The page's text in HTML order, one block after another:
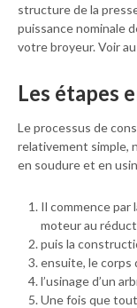
structure de la
puissance nominale
votre broyeur. Voir
Les étapes
Le processus de
relativement simple,
en soudure et en
Il commence par
moteur au
puis la
ensuite, le corps
l’usinage d’un
Une fois que